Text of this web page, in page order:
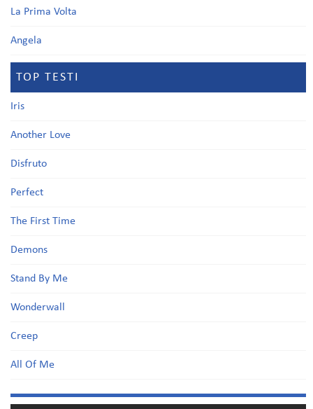
La Prima Volta
Angela
TOP TESTI
Iris
Another Love
Disfruto
Perfect
The First Time
Demons
Stand By Me
Wonderwall
Creep
All Of Me